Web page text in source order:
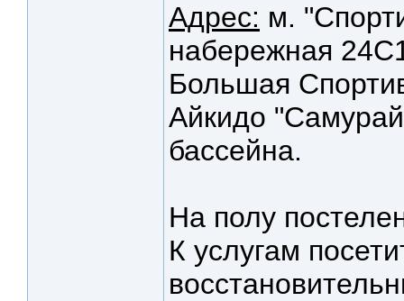
Адрес: м.
набережная
Большая
Айкидо
бассейна.
На полу
К услугам